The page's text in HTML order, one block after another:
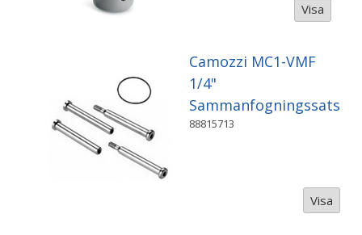
Visa
Camozzi MC1-VMF
1/4"
Sammanfogningssats
88815713
Visa